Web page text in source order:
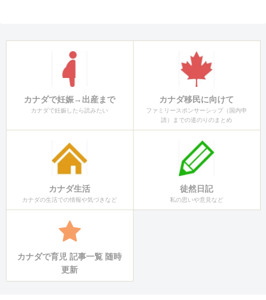
カナダで妊娠→出産まで
カナダで妊娠したら読みたい
カナダ移民に向けて
ファミリースポンサーシップ（国内申
請）までの道のりのまとめ
カナダ生活
カナダの生活での情報や気づきなど
徒然日記
私の思いや意見など
カナダで育児 記事一覧 随時
更新